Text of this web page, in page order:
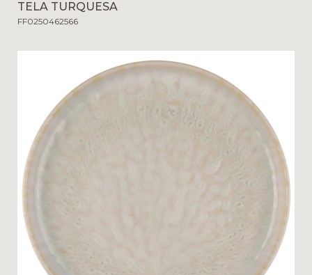
TELA TURQUESA
FF0250462566